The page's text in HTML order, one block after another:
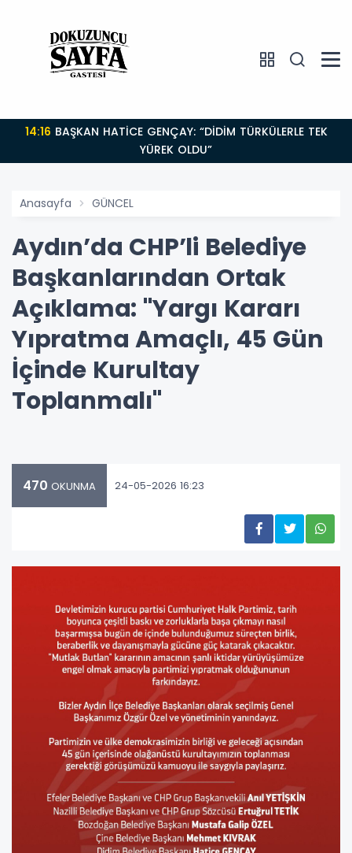
14:16
YÜREK OLDU”
Anasayfa GÜNCEL
Aydın’da CHP’li Belediye
Başkanlarından Ortak
Açıklama: "Yargı Kararı
Yıpratma Amaçlı, 45 Gün
İçinde Kurultay
Toplanmalı"
470 OKUNMA 24-05-2026 16:23